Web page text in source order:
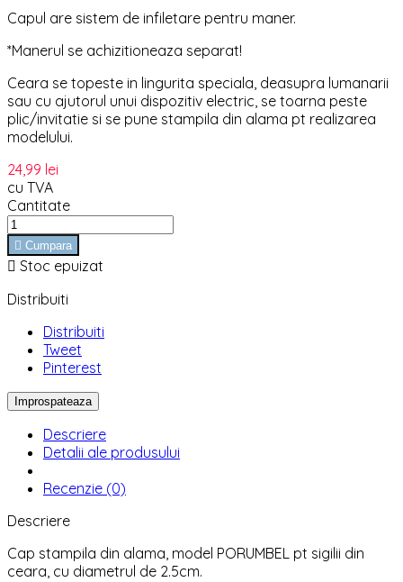
Capul are sistem de infiletare pentru maner.
*Manerul se achizitioneaza separat!
Ceara se topeste in lingurita speciala, deasupra lumanarii
sau cu ajutorul unui dispozitiv electric, se toarna peste
plic/invitatie si se pune stampila din alama pt realizarea
modelului.
24,99 lei
cu TVA
Cantitate
 Cumpara
 Stoc epuizat
Distribuiti
Distribuiti
Tweet
Pinterest
Descriere
Detalii ale produsului
Recenzie (0)
Descriere
Cap stampila din alama, model PORUMBEL pt sigilii din
ceara, cu diametrul de 2.5cm.